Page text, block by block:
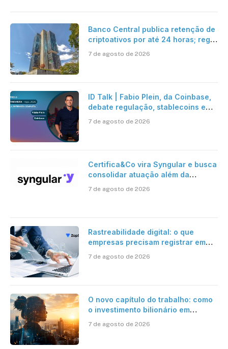
Banco Central publica retenção de
criptoativos por até 24 horas; regra
7 de agosto de 2026
ID Talk | Fabio Plein, da Coinbase,
debate regulação, stablecoins e
7 de agosto de 2026
Certifica&Co vira Syngular e busca
consolidar atuação além da
7 de agosto de 2026
Rastreabilidade digital: o que
empresas precisam registrar em
7 de agosto de 2026
O novo capítulo do trabalho: como
o investimento bilionário em
verdadeira era da inteligência
7 de agosto de 2026